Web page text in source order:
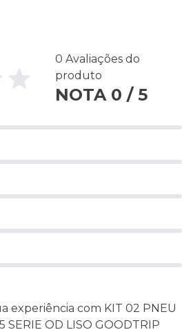
0 Avaliações do
produto
NOTA 0 / 5
experiência com KIT 02 PNEU
SERIE OD LISO GOODTRIP